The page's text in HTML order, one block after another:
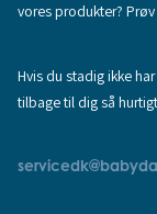
vores produkter? Prøv
Hvis du stadig ikke
tilbage til dig så